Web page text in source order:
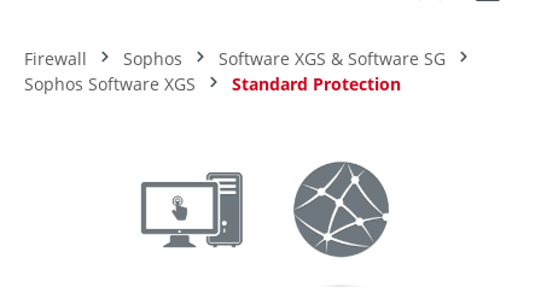
Firewall Sophos
Software XGS & Software SG
Sophos Software XGS
Standard Protection